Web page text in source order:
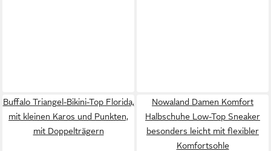
Buffalo Triangel-Bikini-Top Florida,
mit kleinen Karos und Punkten,
mit Doppelträgern
Nowaland Damen Komfort
Halbschuhe Low-Top Sneaker
besonders leicht mit flexibler
Komfortsohle